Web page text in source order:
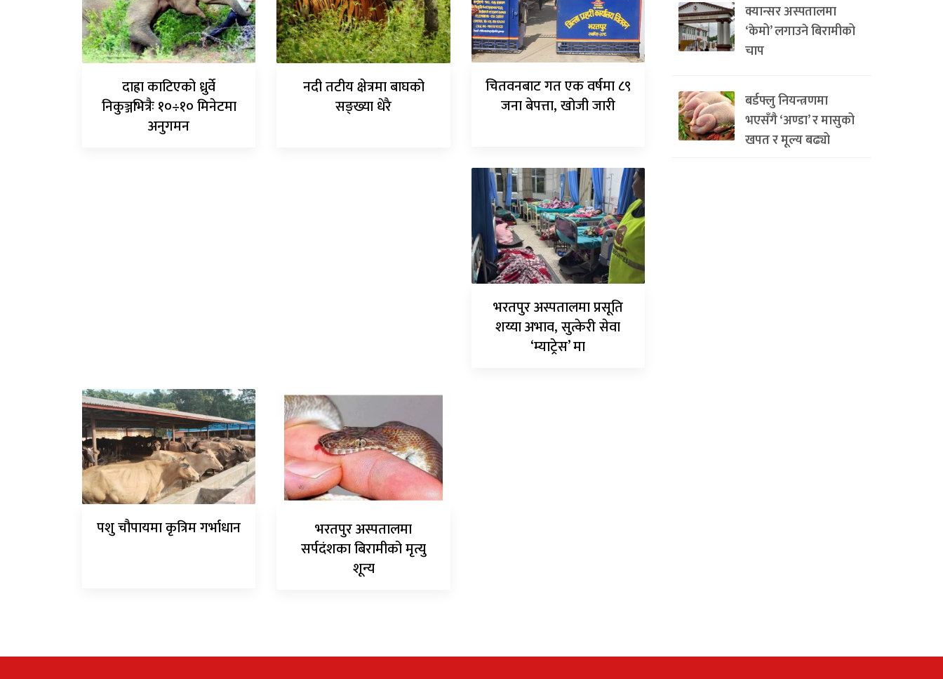
दाह्रा काटिएको ध्रुर्वे
निकुञ्जभित्रैः १०÷१० मिनेटमा
अनुगमन
नदी तटीय क्षेत्रमा बाघको
सङ्ख्या धेरै
चितवनबाट गत एक वर्षमा ८९
जना बेपत्ता, खोजी जारी
भरतपुर अस्पतालमा प्रसूति
शय्या अभाव, सुत्केरी सेवा
‘म्याट्रेस’ मा
पशु चौपायमा कृत्रिम गर्भाधान
भरतपुर अस्पतालमा
सर्पदंशका बिरामीको मृत्यु
शून्य
क्यान्सर अस्पतालमा
‘केमो’ लगाउने बिरामीको
चाप
बर्डफ्लु नियन्त्रणमा
भएसँगै ‘अण्डा’ र मासुको
खपत र मूल्य बढ्यो